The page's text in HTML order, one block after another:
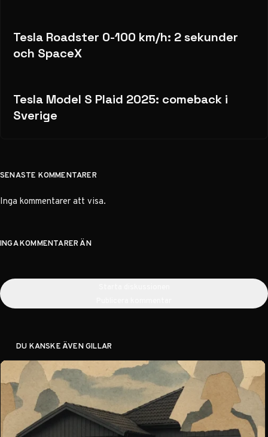
Tesla Roadster 0-100 km/h: 2 sekunder
och SpaceX
Tesla Model S Plaid 2025: comeback i
Sverige
SENASTE KOMMENTARER
Inga kommentarer att visa.
INGA KOMMENTARER ÄN
DU KANSKE ÄVEN GILLAR